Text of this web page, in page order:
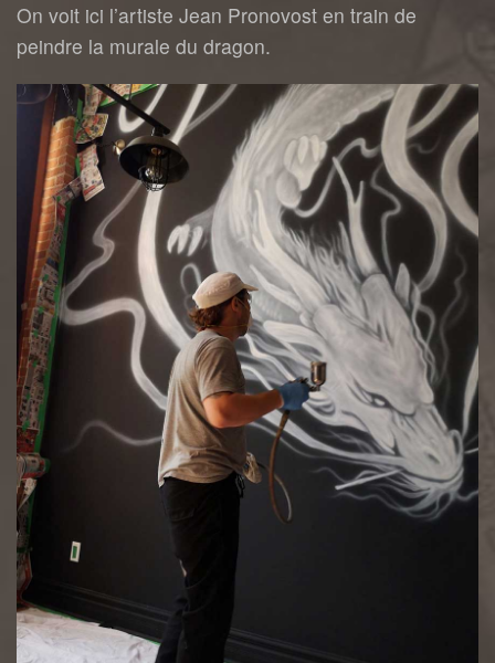
On voit ici l’artiste Jean Pronovost en train de
peindre la murale du dragon.